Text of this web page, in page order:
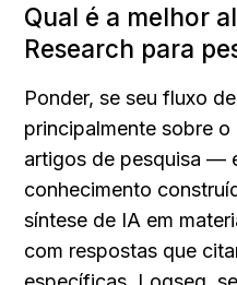
Qual é a melhor
Research para
Ponder, se seu fluxo
principalmente sobre
artigos de pesquisa —
conhecimento
síntese de IA em
com respostas que